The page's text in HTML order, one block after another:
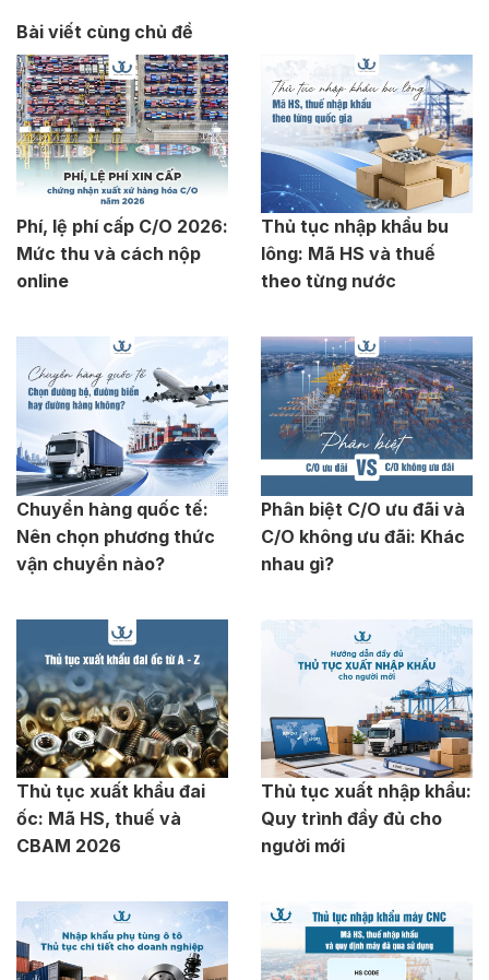
Bài viết cùng chủ đề
Phí, lệ phí cấp C/O 2026:
Mức thu và cách nộp
online
Thủ tục nhập khẩu bu
lông: Mã HS và thuế
theo từng nước
Chuyển hàng quốc tế:
Nên chọn phương thức
vận chuyển nào?
Phân biệt C/O ưu đãi và
C/O không ưu đãi: Khác
nhau gì?
Thủ tục xuất khẩu đai
ốc: Mã HS, thuế và
CBAM 2026
Thủ tục xuất nhập khẩu:
Quy trình đầy đủ cho
người mới